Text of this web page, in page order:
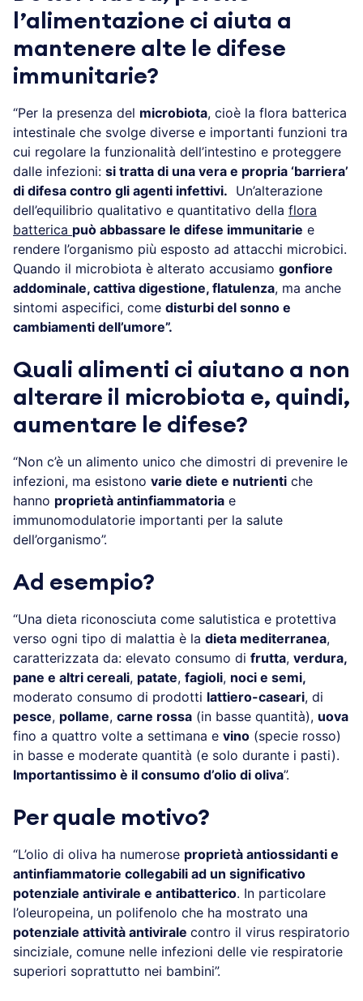
l’alimentazione ci aiuta a
mantenere alte le difese
immunitarie?
“Per la presenza del microbiota, cioè la flora batterica
intestinale che svolge diverse e importanti funzioni tra
cui regolare la funzionalità dell’intestino e proteggere
dalle infezioni: si tratta di una vera e propria ‘barriera’
di difesa contro gli agenti infettivi. Un’alterazione
dell’equilibrio qualitativo e quantitativo della flora
batterica può abbassare le difese immunitarie e
rendere l’organismo più esposto ad attacchi microbici.
Quando il microbiota è alterato accusiamo gonfiore
addominale, cattiva digestione, flatulenza, ma anche
sintomi aspecifici, come disturbi del sonno e
cambiamenti dell’umore”.
Quali alimenti ci aiutano a non
alterare il microbiota e, quindi,
aumentare le difese?
“Non c’è un alimento unico che dimostri di prevenire le
infezioni, ma esistono varie diete e nutrienti che
hanno proprietà antinfiammatoria e
immunomodulatorie importanti per la salute
dell’organismo”.
Ad esempio?
“Una dieta riconosciuta come salutistica e protettiva
verso ogni tipo di malattia è la dieta mediterranea,
caratterizzata da: elevato consumo di frutta, verdura,
pane e altri cereali, patate, fagioli, noci e semi,
moderato consumo di prodotti lattiero-caseari, di
pesce, pollame, carne rossa (in basse quantità), uova
fino a quattro volte a settimana e vino (specie rosso)
in basse e moderate quantità (e solo durante i pasti).
Importantissimo è il consumo d’olio di oliva”.
Per quale motivo?
“L’olio di oliva ha numerose proprietà antiossidanti e
antinfiammatorie collegabili ad un significativo
potenziale antivirale e antibatterico. In particolare
l’oleuropeina, un polifenolo che ha mostrato una
potenziale attività antivirale contro il virus respiratorio
sinciziale, comune nelle infezioni delle vie respiratorie
superiori soprattutto nei bambini”.